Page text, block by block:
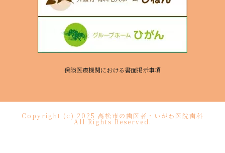
保険医療機関における書面掲示事項
Copyright (c) 2025 高松市の歯医者・いがわ医院歯科
All Rights Reserved.